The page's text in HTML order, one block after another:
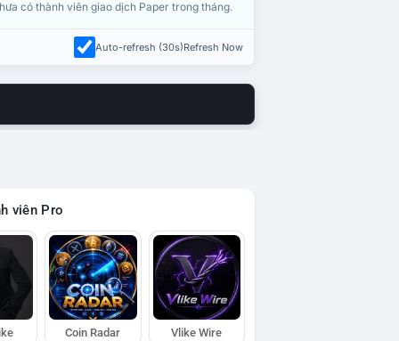
có thành viên giao dịch Paper trong tháng.
Auto-refresh (30s)Refresh Now
viên Pro
Coin Radar Vlike Wire